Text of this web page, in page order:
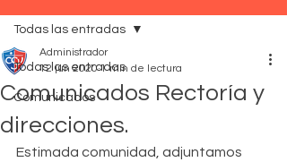
Todas las entradas
Comunicados
Todas las entradas
Comunicados Rectoría y
direcciones.
Administrador
12 jun 2020 1 min de lectura
Estimada comunidad, adjuntamos